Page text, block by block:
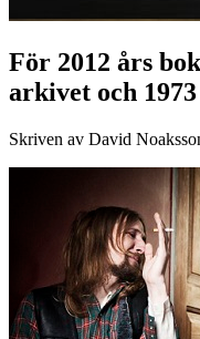
För 2012 års
arkivet och 1973
Skriven av David